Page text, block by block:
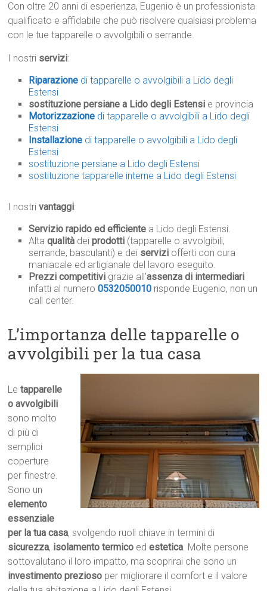
Con oltre 20 anni di esperienza, Eugenio è un professionista
qualificato e affidabile che può risolvere qualsiasi problema
con le tue tapparelle o avvolgibili o serrande.
I nostri servizi:
Riparazione di tapparelle o avvolgibili a Lido degli
Estensi
sostituzione persiane a Lido degli Estensi e provincia
Motorizzazione di tapparelle o avvolgibili a Lido degli
Estensi
Installazione di tapparelle o avvolgibili a Lido degli
Estensi
sostituzione persiane a Lido degli Estensi
sostituzione tapparelle interne a Lido degli Estensi
I nostrivantaggi:
Servizio rapido ed efficiente a Lido degli Estensi.
Altaqualità deiprodotti (tapparelle o avvolgibili,
serrande, basculanti) e dei servizi offerti con cura
maniacale ed artigianale del lavoro eseguito.
Prezzi competitivi grazie all’assenza di intermediari
infatti al numero0532050010 risponde Eugenio, non un
call center.
L’importanza delle tapparelle o
avvolgibili per la tua casa
Letapparelle
o avvolgibili
sono molto
di più di
semplici
coperture
per finestre.
Sono un
elemento
essenziale
per la tua casa, svolgendo ruoli chiave in termini di
sicurezza, isolamento termico edestetica. Molte persone
sottovalutano il loro impatto, ma scoprirai che sono un
investimento prezioso per migliorare il comfort e il valore